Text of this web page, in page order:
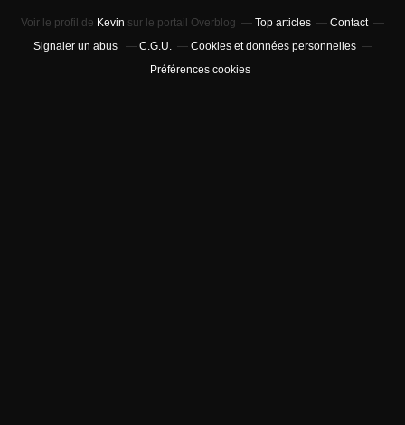
Voir le profil de Kevin sur le portail Overblog Top articles
Contact
Signaler un abus
C.G.U.
Cookies et données personnelles
Préférences cookies